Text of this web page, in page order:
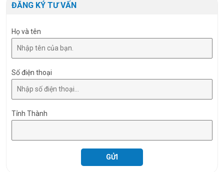
ĐĂNG KÝ TƯ VẤN
Họ và tên
Số điện thoại
Tỉnh Thành